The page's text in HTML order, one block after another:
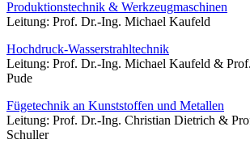
Produktionstechnik & Werkzeugmaschinen
Leitung: Prof. Dr.-Ing. Michael Kaufeld
Hochdruck-Wasserstrahltechnik
Leitung: Prof. Dr.-Ing. Michael Kaufeld &
Pude
Fügetechnik an Kunststoffen und Metallen
Leitung: Prof. Dr.-Ing. Christian Dietrich &
Schuller